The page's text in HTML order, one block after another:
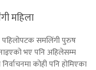
समलिंगी पुरुष
भए पनि अहिलेसम्म
कोही पनि होमिएका